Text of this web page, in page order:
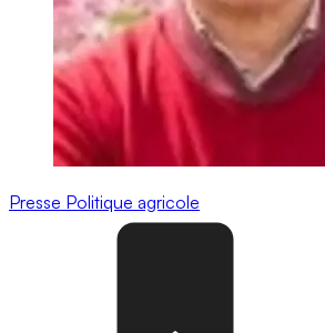
Presse Politique agricole